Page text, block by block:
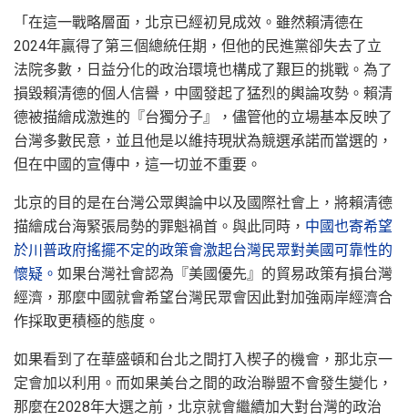
「在這一戰略層面，北京已經初見成效。雖然賴清德在
2024年贏得了第三個總統任期，但他的民進黨卻失去了立
法院多數，日益分化的政治環境也構成了艱巨的挑戰。為了
損毀賴清德的個人信譽，中國發起了猛烈的輿論攻勢。賴清
德被描繪成激進的『台獨分子』，儘管他的立場基本反映了
台灣多數民意，並且他是以維持現狀為競選承諾而當選的，
但在中國的宣傳中，這一切並不重要。
北京的目的是在台灣公眾輿論中以及國際社會上，將賴清德
描繪成台海緊張局勢的罪魁禍首。與此同時， 中國也寄希望
於川普政府搖擺不定的政策會激起台灣民眾對美國可靠性的
懷疑。 如果台灣社會認為『美國優先』的貿易政策有損台灣
經濟，那麼中國就會希望台灣民眾會因此對加強兩岸經濟合
作採取更積極的態度。
如果看到了在華盛頓和台北之間打入楔子的機會，那北京一
定會加以利用。而如果美台之間的政治聯盟不會發生變化，
那麼在2028年大選之前，北京就會繼續加大對台灣的政治